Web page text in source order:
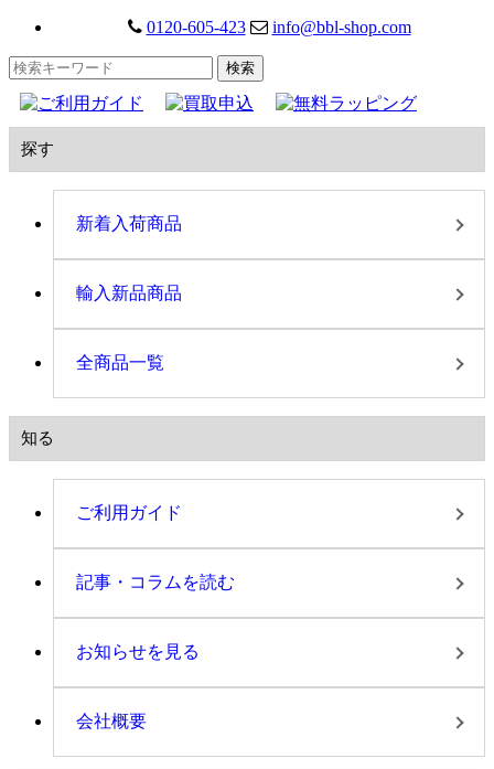
0120-605-423 info@bbl-shop.com
探す
新着入荷商品
輸入新品商品
全商品一覧
知る
ご利用ガイド
記事・コラムを読む
お知らせを見る
会社概要